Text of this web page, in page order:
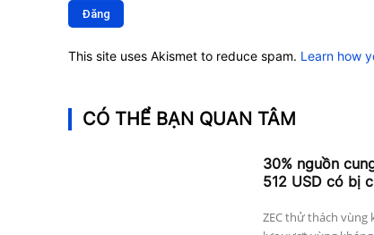
luận:
This site uses Akismet to reduce spam. Learn how
CÓ THỂ BẠN QUAN TÂM
30% nguồn
512 USD có bị
ZEC thử thách vùng